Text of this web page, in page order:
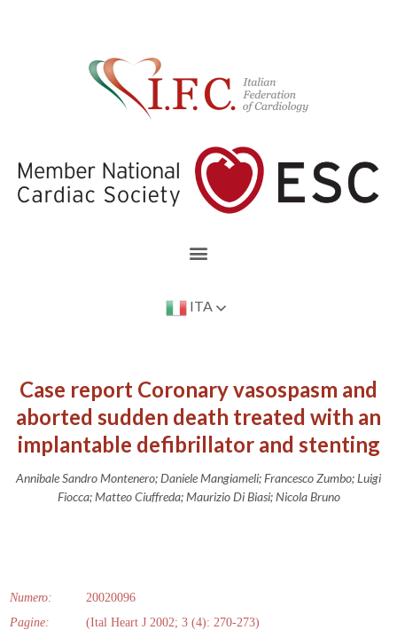
ITA
Case report Coronary vasospasm and
aborted sudden death treated with an
implantable defibrillator and stenting
Annibale Sandro Montenero; Daniele Mangiameli; Francesco Zumbo; Luigi
Fiocca; Matteo Ciuffreda; Maurizio Di Biasi; Nicola Bruno
Numero:
20020096
Pagine:
(Ital Heart J 2002; 3 (4): 270-273)